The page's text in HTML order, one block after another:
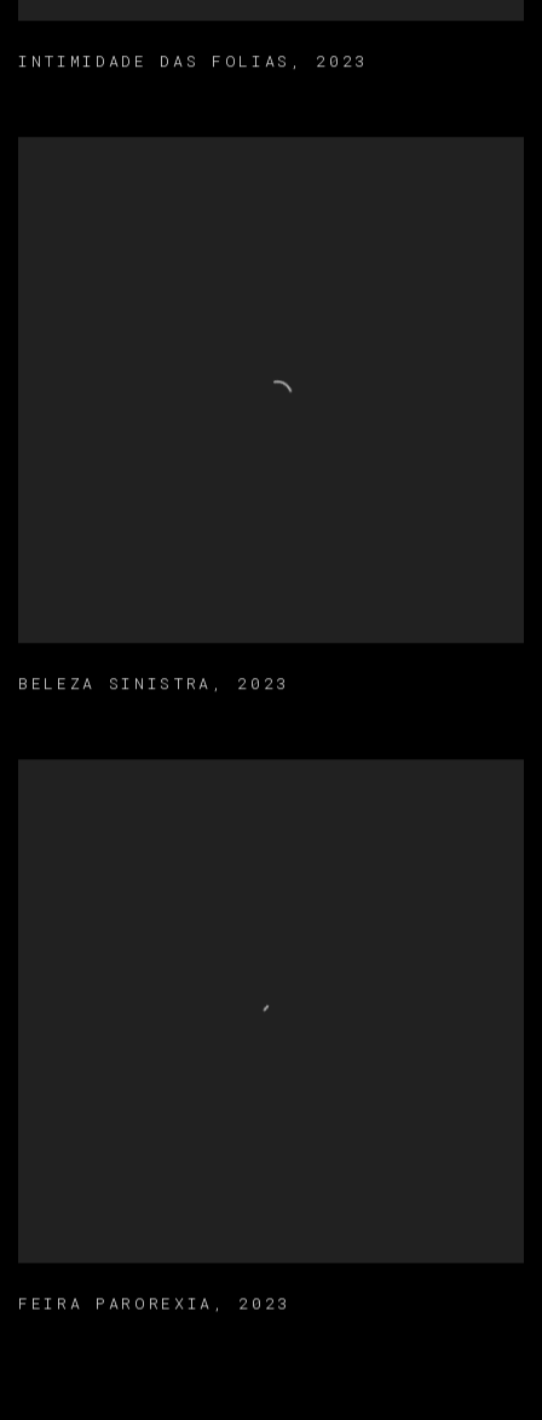
INTIMIDADE DAS FOLIAS , 2023
BELEZA SINISTRA , 2023
FEIRA PAROREXIA , 2023